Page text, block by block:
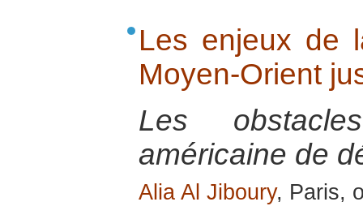
Les enjeux de
Moyen-Orient
Les
américaine de
Alia Al Jiboury, Paris,